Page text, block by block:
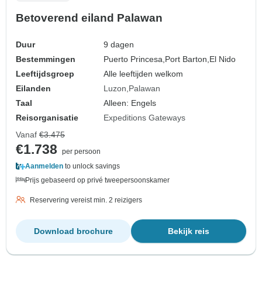
Betoverend eiland Palawan
Duur
9 dagen
Bestemmingen
Puerto Princesa, Port Barton, El Nido
Leeftijdsgroep
Alle leeftijden welkom
Eilanden
Luzon Palawan
Taal
Alleen: Engels
Reisorganisatie
Expeditions Gateways
Vanaf €3.475
€1.738
per persoon
Aanmelden to unlock savings
Prijs gebaseerd op privé tweepersoonskamer
Reservering vereist min. 2 reizigers
Bekijk reis
Download brochure